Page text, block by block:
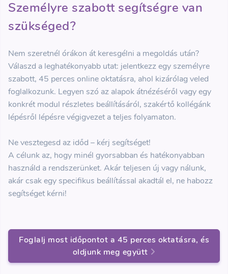
Személyre szabott segítségre van
szükséged?
Nem szeretnél órákon át keresgélni a megoldás után?
Válaszd a leghatékonyabb utat: jelentkezz egy személyre
szabott, 45 perces online oktatásra, ahol kizárólag veled
foglalkozunk. Legyen szó az alapok átnézéséről vagy egy
konkrét modul részletes beállításáról, szakértő kollégánk
lépésről lépésre végigvezet a teljes folyamaton.
Ne vesztegesd az időd – kérj segítséget!
A célunk az, hogy minél gyorsabban és hatékonyabban
használd a rendszerünket. Akár teljesen új vagy nálunk,
akár csak egy specifikus beállítással akadtál el, ne habozz
segítséget kérni!
Foglalj most időpontot a 45 perces oktatásra, és
oldjunk meg együtt